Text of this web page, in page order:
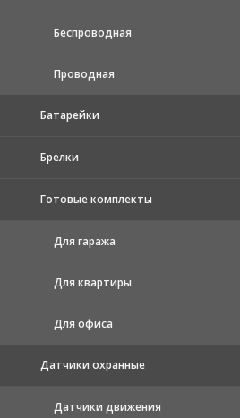
Беспроводная
Проводная
Батарейки
Брелки
Готовые комплекты
Для гаража
Для квартиры
Для офиса
Датчики охранные
Датчики движения